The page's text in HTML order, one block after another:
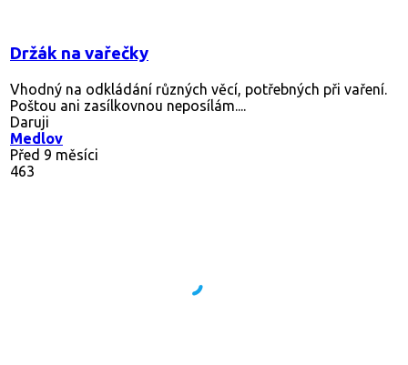
Držák na vařečky
Vhodný na odkládání různých věcí, potřebných při vaření.
Poštou ani zasílkovnou neposílám....
Daruji
Medlov
Před 9 měsíci
463